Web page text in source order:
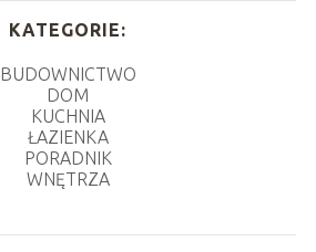
KATEGORIE:
BUDOWNICTWO
DOM
KUCHNIA
ŁAZIENKA
PORADNIK
WNĘTRZA